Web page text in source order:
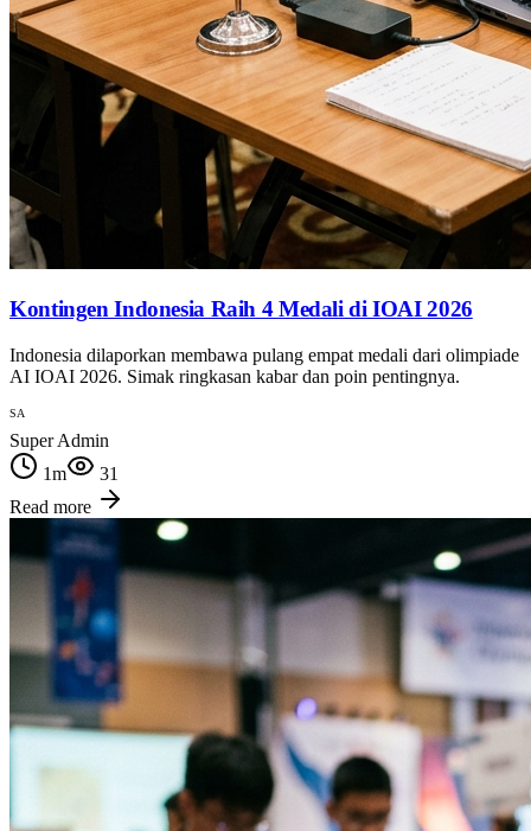
Kontingen Indonesia Raih 4 Medali di IOAI 2026
Indonesia dilaporkan membawa pulang empat medali dari olimpiade
AI IOAI 2026. Simak ringkasan kabar dan poin pentingnya.
SA
Super Admin
1m
31
Read more